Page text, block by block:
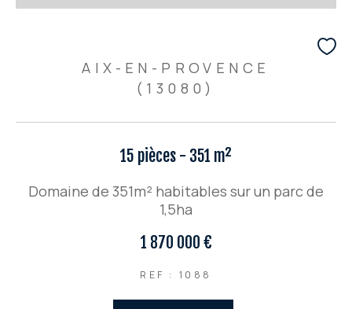
AIX-EN-PROVENCE
(13080)
15 pièces - 351 m²
Domaine de 351m² habitables sur un parc de
1,5ha
1 870 000 €
REF : 1088